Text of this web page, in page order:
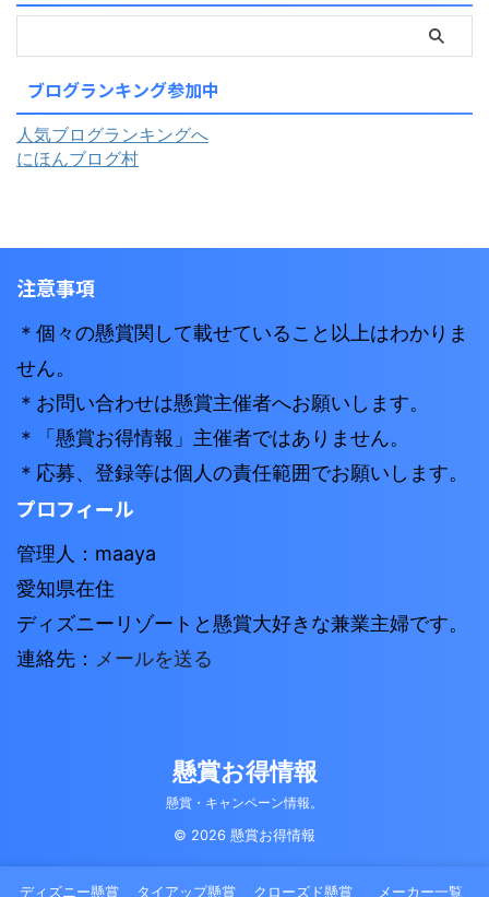
ブログランキング参加中
人気ブログランキングへ
にほんブログ村
注意事項
＊個々の懸賞関して載せていること以上はわかりま
せん。
＊お問い合わせは懸賞主催者へお願いします。
＊「懸賞お得情報」主催者ではありません。
＊応募、登録等は個人の責任範囲でお願いします。
プロフィール
管理人：maaya
愛知県在住
ディズニーリゾートと懸賞大好きな兼業主婦です。
連絡先： メールを送る
懸賞お得情報
懸賞・キャンペーン情報。
© 2026 懸賞お得情報
ディズニー懸賞 タイアップ懸賞 クローズド懸賞 メーカー一覧